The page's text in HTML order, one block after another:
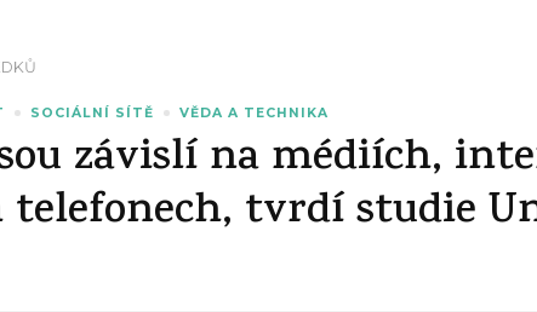
SOCIÁLNÍ SÍTĚ VĚDA A TECHNIKA
závislí na médiích,
tvrdí studie